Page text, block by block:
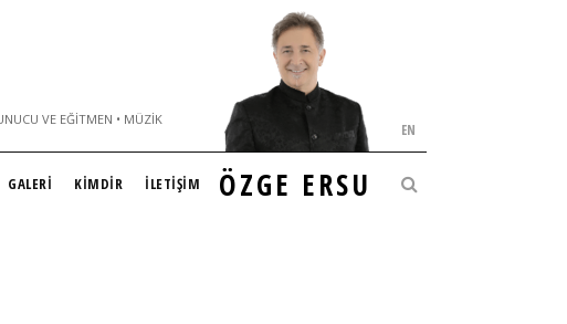
VE EĞITMEN • MÜZIK
ÖZGE ERSU
EN
GALERİ KİMDİR İLETİŞİM